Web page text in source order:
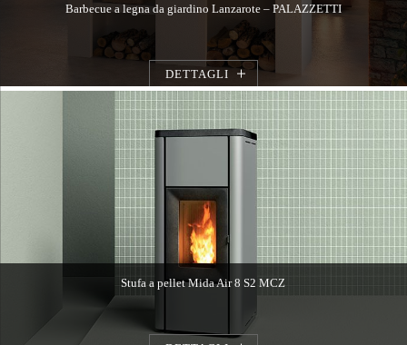
Barbecue a legna da giardino Lanzarote – PALAZZETTI
DETTAGLI
Stufa a pellet Mida Air 8 S2 MCZ